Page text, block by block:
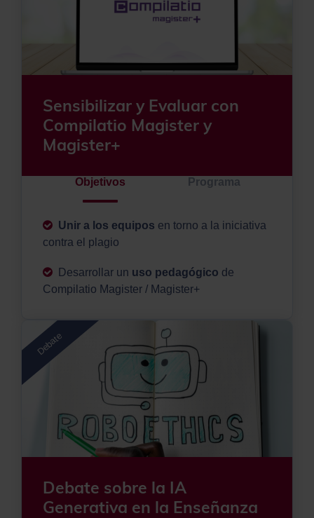
Sensibilizar y Evaluar con
Compilatio Magister y
Magister+
Objetivos Programa
Unir a los equipos en torno a la iniciativa
contra el plagio
Desarrollar un uso pedagógico de
Compilatio Magister / Magister+
Debate
Debate sobre la IA
Generativa en la Enseñanza